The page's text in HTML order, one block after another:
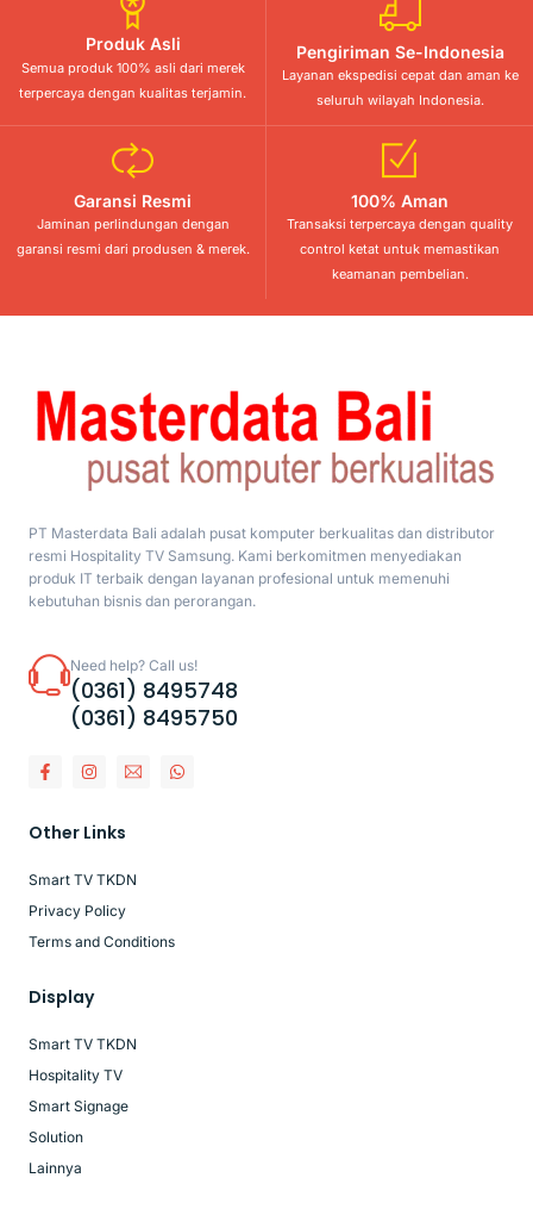
Produk Asli
Semua produk 100% asli dari merek
terpercaya dengan kualitas terjamin.
Pengiriman Se-Indonesia
Layanan ekspedisi cepat dan aman ke
seluruh wilayah Indonesia.
Garansi Resmi
Jaminan perlindungan dengan
garansi resmi dari produsen & merek.
100% Aman
Transaksi terpercaya dengan quality
control ketat untuk memastikan
keamanan pembelian.
PT Masterdata Bali adalah pusat komputer berkualitas dan distributor
resmi Hospitality TV Samsung. Kami berkomitmen menyediakan
produk IT terbaik dengan layanan profesional untuk memenuhi
kebutuhan bisnis dan perorangan.
Need help? Call us!
(0361) 8495748
(0361) 8495750
Other Links
Smart TV TKDN
Privacy Policy
Terms and Conditions
Display
Smart TV TKDN
Hospitality TV
Smart Signage
Solution
Lainnya